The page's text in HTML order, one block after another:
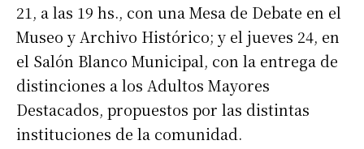
21, a las 19 hs., con una Mesa de Debate en el
Museo y Archivo Histórico; y el jueves 24, en
el Salón Blanco Municipal, con la entrega de
distinciones a los Adultos Mayores
Destacados, propuestos por las distintas
instituciones de la comunidad.